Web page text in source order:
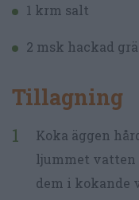
1 krm salt
2 msk hackad
Tillagning
Koka äggen
ljummet vatten
dem i kokande